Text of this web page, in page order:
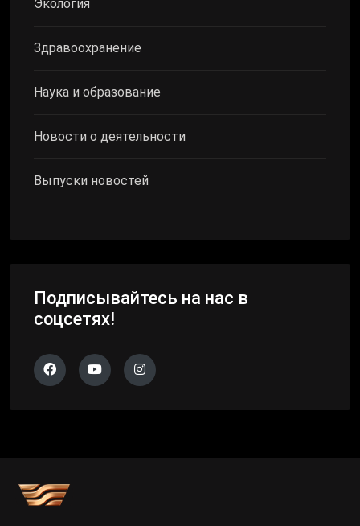
Экология
Здравоохранение
Наука и образование
Новости о деятельности
Выпуски новостей
Подписывайтесь на нас в
соцсетях!